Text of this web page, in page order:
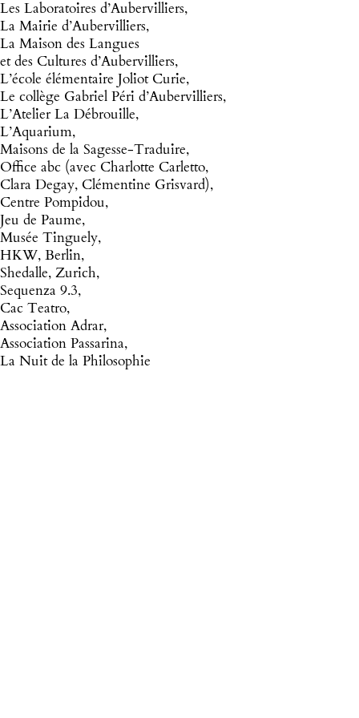
Les Laboratoires d’Aubervilliers,
La Mairie d’Aubervilliers,
La Maison des Langues
et des Cultures d’Aubervilliers,
L’école élémentaire Joliot Curie,
Le collège Gabriel Péri d’Aubervilliers,
L’Atelier La Débrouille,
L’Aquarium,
Maisons de la Sagesse-Traduire,
Office abc (avec Charlotte Carletto,
Clara Degay, Clémentine Grisvard),
Centre Pompidou,
Jeu de Paume,
Musée Tinguely,
HKW, Berlin,
Shedalle, Zurich,
Sequenza 9.3,
Cac Teatro,
Association Adrar,
Association Passarina,
La Nuit de la Philosophie